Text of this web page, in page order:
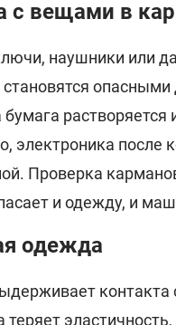
с вещами в
наушники или
бумага
электроника после
Проверка
и одежду, и
одежда
контакта
теряет